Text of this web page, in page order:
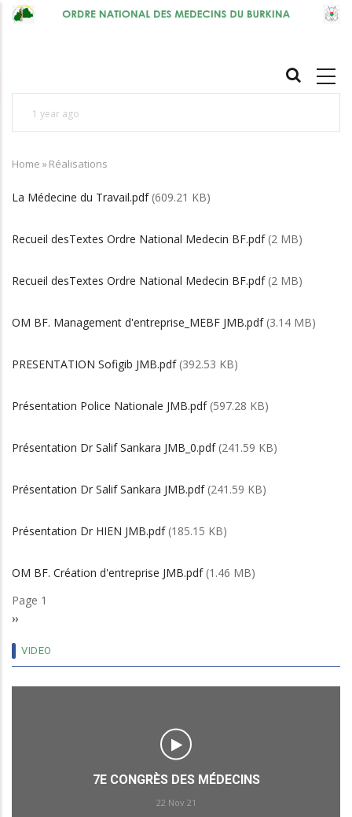
Skip
1 year ago
SORGHO, épouse LOUGUÉ, une source
d'inspiration pour toutes celles et ceux qui
l'éducation, non seulement au Burkina Faso, mais
Breadcrumb
Home »Réalisations
La Médecine du Travail.pdf (609.21 KB)
Recueil desTextes Ordre National Medecin BF.pdf (2 MB)
Recueil desTextes Ordre National Medecin BF.pdf (2 MB)
OM BF. Management d'entreprise_MEBF JMB.pdf (3.14 MB)
PRESENTATION Sofigib JMB.pdf (392.53 KB)
Présentation Police Nationale JMB.pdf (597.28 KB)
Présentation Dr Salif Sankara JMB_0.pdf (241.59 KB)
Présentation Dr Salif Sankara JMB.pdf (241.59 KB)
Présentation Dr HIEN JMB.pdf (185.15 KB)
OM BF. Création d'entreprise JMB.pdf (1.46 MB)
Pagination
Page 1
Next
››
VIDEO
7E CONGRÈS DES MÉDECINS
22 Nov 21